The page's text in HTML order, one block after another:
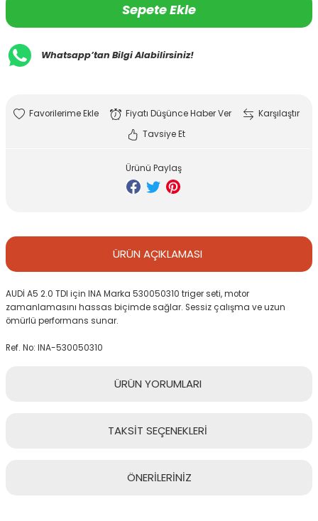
Sepete Ekle
Whatsapp’tan Bilgi Alabilirsiniz!
Fiyatı Düşünce Haber Ver
Karşılaştır
Tavsiye Et
Ürünü Paylaş
ÜRÜN AÇIKLAMASI
AUDİ A5 2.0 TDI için INA Marka 530050310 triger seti, motor
zamanlamasını hassas biçimde sağlar. Sessiz çalışma ve uzun
ömürlü performans sunar.
Ref. No: INA-530050310
ÜRÜN YORUMLARI
TAKSİT SEÇENEKLERİ
ÖNERİLERİNİZ